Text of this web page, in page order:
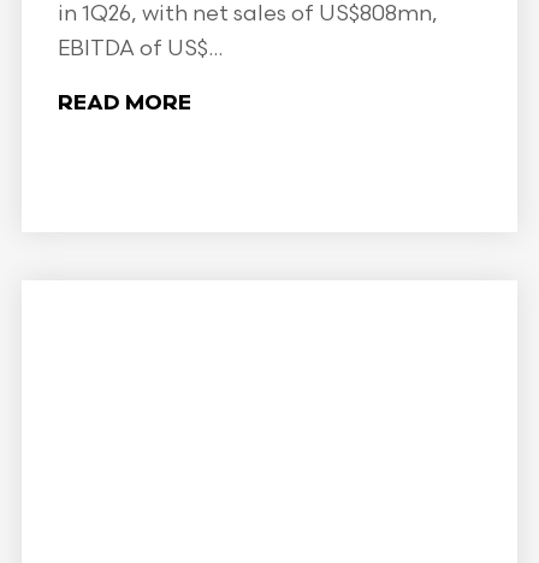
in 1Q26, with net sales of US$808mn,
EBITDA of US$...
READ MORE